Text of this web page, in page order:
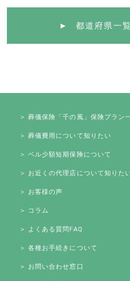
都道府県一
＞ 葬儀保険「千の風」保険プラン
＞ 葬儀費用について知りたい
＞ ベル少額短期保険について
＞ お近くの代理店について知りた
＞ お客様の声
＞ コラム
＞ よくある質問FAQ
＞ 各種お手続きについて
＞ お問い合わせ窓口